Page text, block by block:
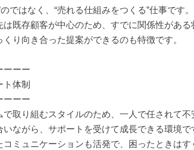
ではなく、“売れる仕組みをつくる”仕事です。
は既存顧客が中心のため、すでに関係性がある
くり向き合った提案ができるのも特徴です。
ーーー
体制
ーーー
で取り組むスタイルのため、一人で任されて
いながら、サポートを受けて成長できる環境で
コミュニケーションも活発で、困ったときは